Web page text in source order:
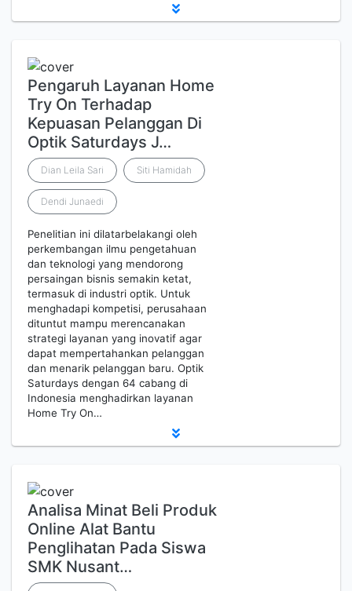
Pengaruh Layanan Home
Try On Terhadap
Kepuasan Pelanggan Di
Optik Saturdays J…
Dian Leila Sari Siti Hamidah
Dendi Junaedi
Penelitian ini dilatarbelakangi oleh
perkembangan ilmu pengetahuan
dan teknologi yang mendorong
persaingan bisnis semakin ketat,
termasuk di industri optik. Untuk
menghadapi kompetisi, perusahaan
dituntut mampu merencanakan
strategi layanan yang inovatif agar
dapat mempertahankan pelanggan
dan menarik pelanggan baru. Optik
Saturdays dengan 64 cabang di
Indonesia menghadirkan layanan
Home Try On…
Analisa Minat Beli Produk
Online Alat Bantu
Penglihatan Pada Siswa
SMK Nusant…